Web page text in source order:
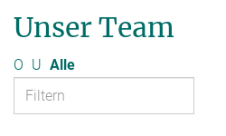
Unser Team
O U Alle